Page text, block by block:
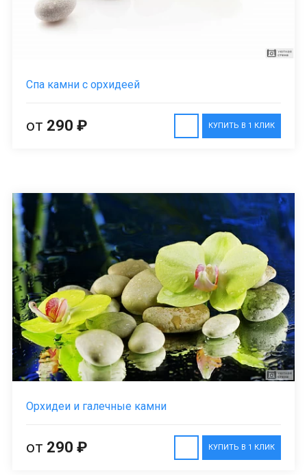
Спа камни с орхидеей
КУПИТЬ В 1 КЛИК
от 290 ₽
Орхидеи и галечные камни
КУПИТЬ В 1 КЛИК
от 290 ₽